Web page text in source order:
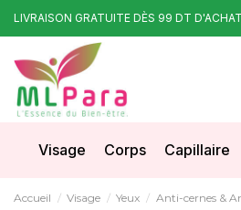
LIVRAISON GRATUITE DÈS 99 DT
Visage Corps Capillaire
Accueil Visage Yeux Anti-cernes &